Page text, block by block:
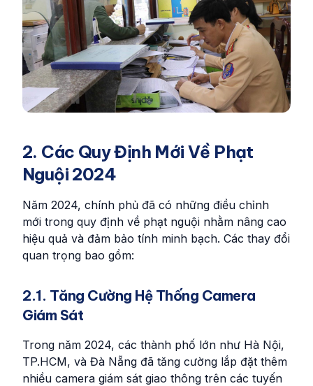
2. Các Quy Định Mới Về Phạt
Nguội 2024
Năm 2024, chính phủ đã có những điều chỉnh
mới trong quy định về phạt nguội nhằm nâng cao
hiệu quả và đảm bảo tính minh bạch. Các thay đổi
quan trọng bao gồm:
2.1. Tăng Cường Hệ Thống Camera
Giám Sát
Trong năm 2024, các thành phố lớn như Hà Nội,
TP.HCM, và Đà Nẵng đã tăng cường lắp đặt thêm
nhiều camera giám sát giao thông trên các tuyến